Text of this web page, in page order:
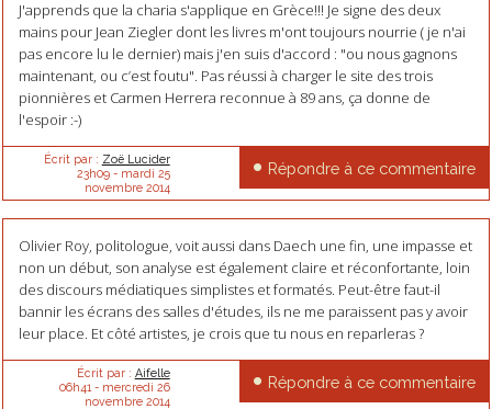
J'apprends que la charia s'applique en Grèce!!! Je signe des deux
mains pour Jean Ziegler dont les livres m'ont toujours nourrie ( je n'ai
pas encore lu le dernier) mais j'en suis d'accord : "ou nous gagnons
maintenant, ou c’est foutu". Pas réussi à charger le site des trois
pionnières et Carmen Herrera reconnue à 89 ans, ça donne de
l'espoir :-)
Écrit par : Zoë Lucider
23h09- mardi 25
novembre 2014
Répondre à ce commentaire
Olivier Roy, politologue, voit aussi dans Daech une fin, une impasse et
non un début, son analyse est également claire et réconfortante, loin
des discours médiatiques simplistes et formatés. Peut-être faut-il
bannir les écrans des salles d'études, ils ne me paraissent pas y avoir
leur place. Et côté artistes, je crois que tu nous en reparleras ?
Écrit par : Aifelle
06h41 - mercredi 26
novembre 2014
Répondre à ce commentaire